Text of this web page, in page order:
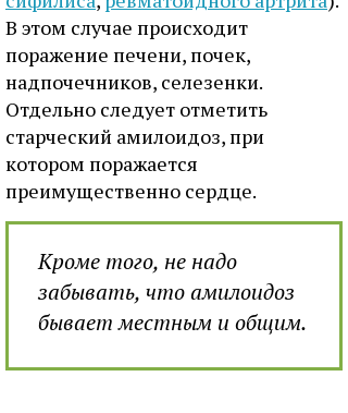
В этом случае происходит
поражение печени, почек,
надпочечников, селезенки.
Отдельно следует отметить
старческий амилоидоз, при
котором поражается
преимущественно сердце.
Кроме того, не надо
забывать, что амилоидоз
бывает местным и общим.